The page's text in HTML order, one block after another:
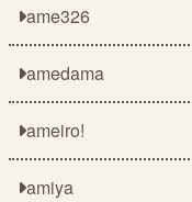
ame326
amedama
ameiro!
amiya